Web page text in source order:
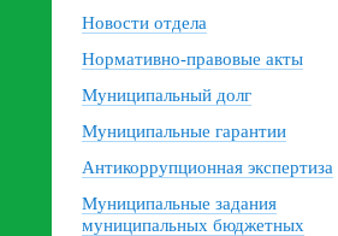
Новости отдела
Нормативно-правовые акты
Муниципальный долг
Муниципальные гарантии
Антикоррупционная экспертиза
Муниципальные задания
муниципальных бюджетных